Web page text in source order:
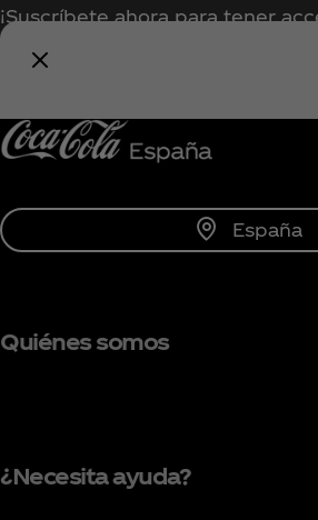
¡Suscríbete ahora para tener
todo lo relacionado con
España
Quiénes somos
¿Necesita ayuda?